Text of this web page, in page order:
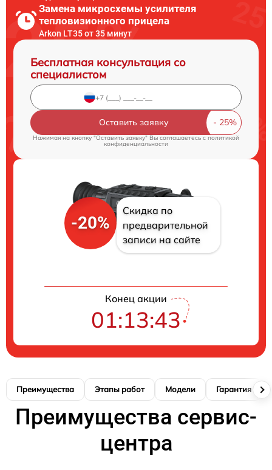
Замена микросхемы усилителя
тепловизионного прицела
Arkon LT35 от 35 минут
Бесплатная консультация со
специалистом
Оставить заявку
Нажимая на кнопку "Оставить заявку" Вы соглашаетесь c политикой
конфиденциальности
-20%
Скидка по
предварительной
записи на сайте
Конец акции
01:13:42
Преимущества Этапы работ Модели Гарантия
Преимущества сервис-
центра